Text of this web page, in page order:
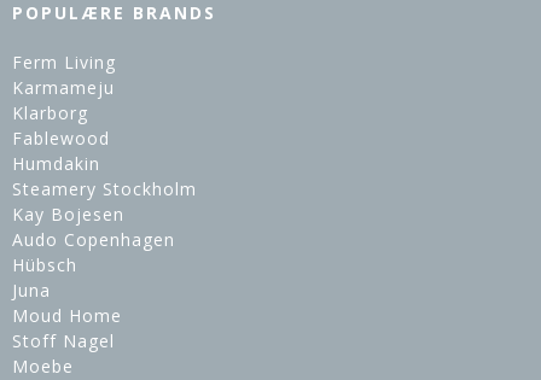
POPULÆRE BRANDS
Ferm Living
Karmameju
Klarborg
Fablewood
Humdakin
Steamery Stockholm
Kay Bojesen
Audo Copenhagen
Hübsch
Juna
Moud Home
Stoff Nagel
Moebe